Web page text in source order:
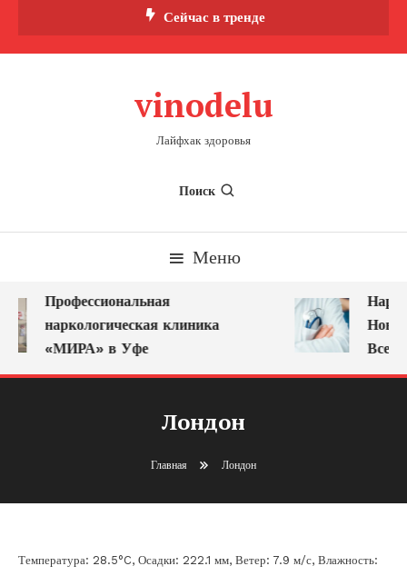
Сейчас в тренде
vinodelu
Лайфхак здоровья
Поиск
Меню
Профессиональная
наркологическая клиника
«МИРА» в Уфе
Лондон
Главная Лондон
Температура: 28.5°C, Осадки: 222.1 мм, Ветер: 7.9 м/с, Влажность: